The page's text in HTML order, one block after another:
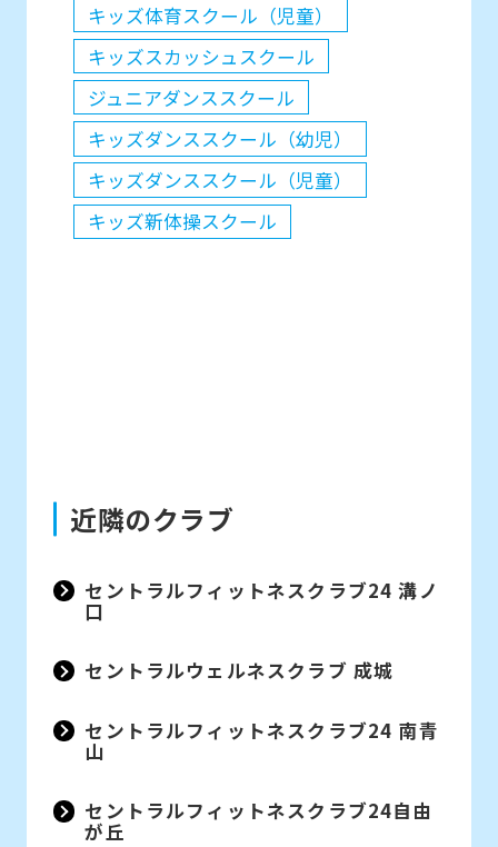
キッズ体育スクール（児童）
キッズスカッシュスクール
ジュニアダンススクール
キッズダンススクール（幼児）
キッズダンススクール（児童）
キッズ新体操スクール
近隣のクラブ
セントラルフィットネスクラブ24 溝ノ
口
セントラルウェルネスクラブ 成城
セントラルフィットネスクラブ24 南青
山
セントラルフィットネスクラブ24自由
が丘